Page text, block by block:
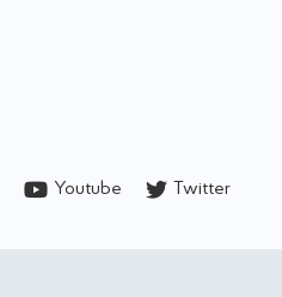
Youtube
Twitter